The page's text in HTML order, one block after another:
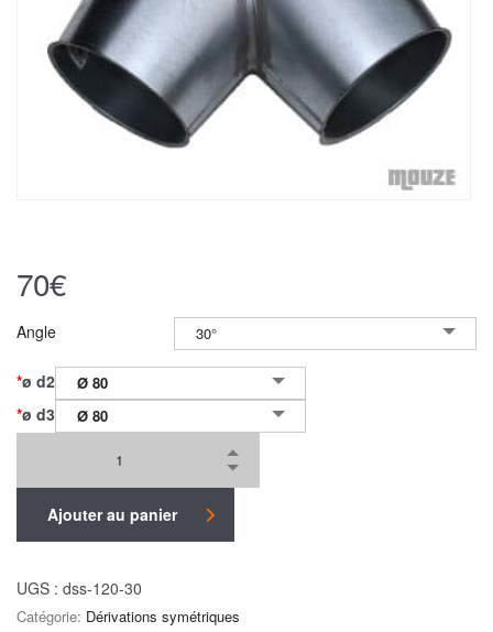
70€
Angle 30°
*ø d2 Ø 80
*ø d3 Ø 80
Ajouter au panier
UGS : dss-120-30
Catégorie: Dérivations symétriques